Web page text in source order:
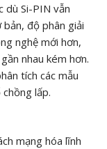
dù Si-PIN vẫn
độ phân giải
nghệ mới hơn,
nhau kém hơn.
tích các mẫu
lấp.
mạng hóa lĩnh